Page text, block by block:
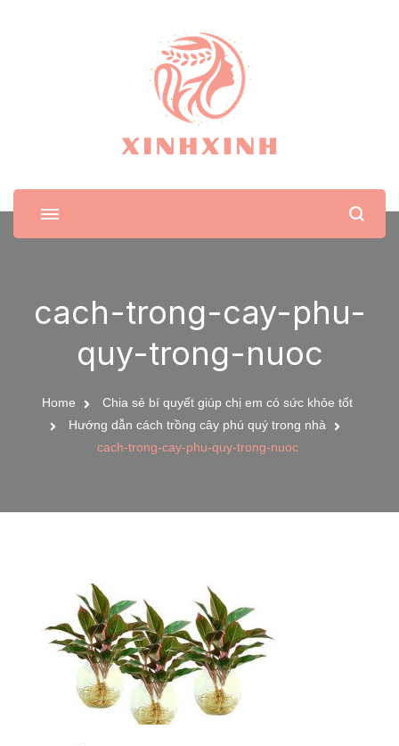
XinhXinh
Trang tin tức cho phái đẹp
cach-trong-cay-phu-
quy-trong-nuoc
Home
Chia sẻ bí quyết giúp chị em có sức khỏe tốt
Hướng dẫn cách trồng cây phú quý trong nhà
cach-trong-cay-phu-quy-trong-nuoc